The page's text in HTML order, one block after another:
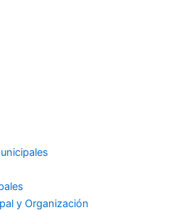
y Organización